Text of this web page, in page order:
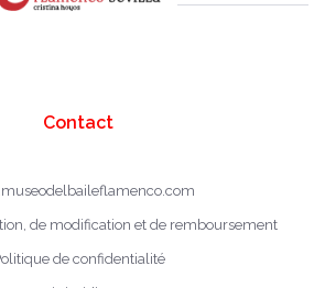
Contact
de modification et de remboursement
de confidentialité